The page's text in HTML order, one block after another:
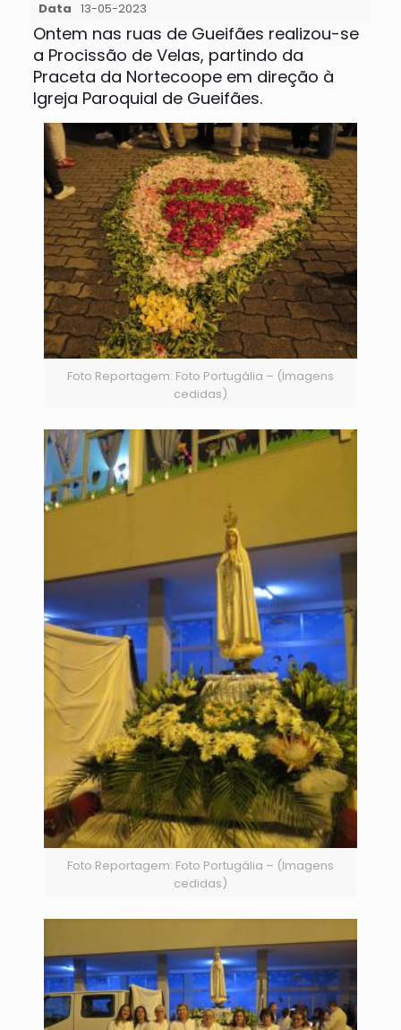
Data 13-05-2023
Ontem nas ruas de Gueifães realizou-se
a Procissão de Velas, partindo da
Praceta da Nortecoope em direção à
Igreja Paroquial de Gueifães.
Foto Reportagem: Foto Portugália – (Imagens
cedidas)
Foto Reportagem: Foto Portugália – (Imagens
cedidas)